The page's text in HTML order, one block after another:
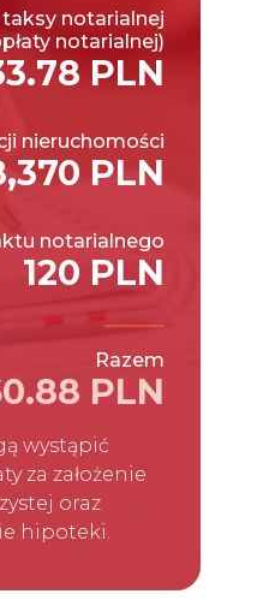
notarialnej
notarialnej)
PLN
nieruchomości
PLN
notarialnego
120 PLN
Razem
PLN
wystąpić
za założenie
oraz
hipoteki.